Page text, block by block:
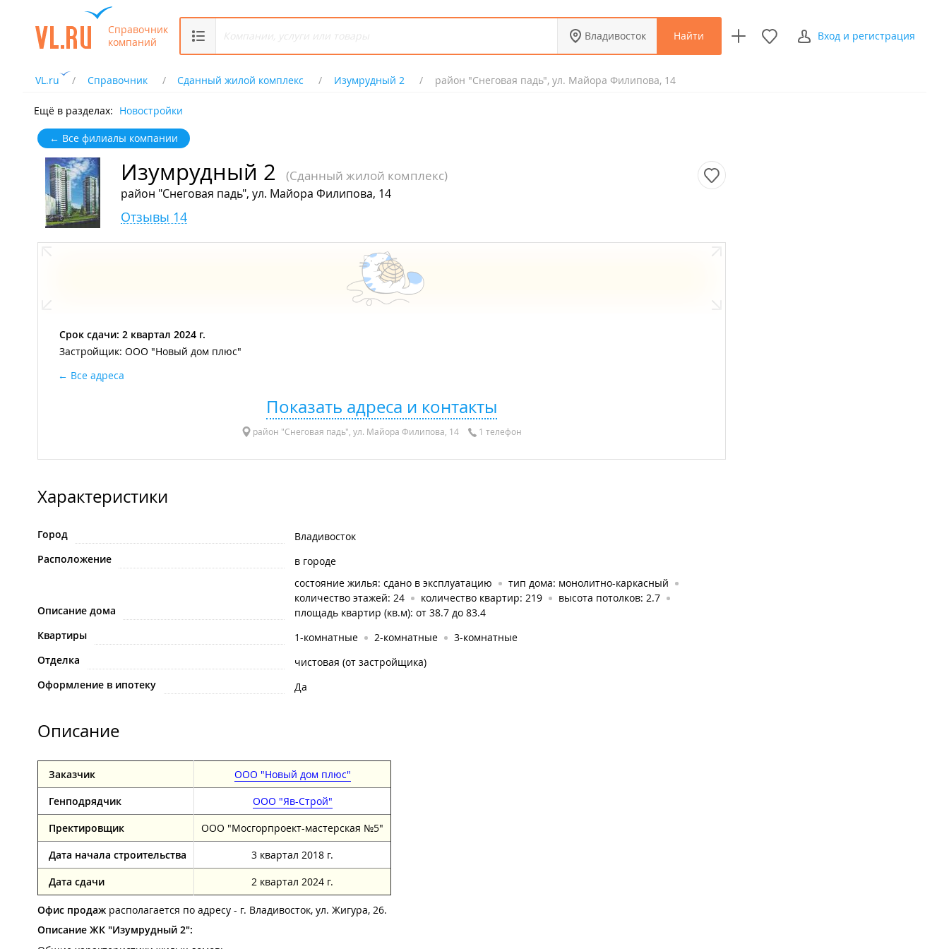
Справочник
компаний
Владивосток Найти Вход и регистрация
VL.ru Справочник Сданный жилой комплекс Изумрудный 2 район "Снеговая падь", ул. Майора Филипова, 14
Ещё в разделах: Новостройки
← Все филиалы компании
Изумрудный 2 (Сданный жилой комплекс)
район "Снеговая падь", ул. Майора Филипова, 14
Отзывы 14
Срок сдачи: 2 квартал 2024 г.
Застройщик: ООО "Новый дом плюс"
Все адреса
Показать адреса и контакты
район "Снеговая падь", ул. Майора Филипова, 14 1 телефон
Характеристики
Город
Владивосток
Расположение
в городе
Описание дома
состояние жилья: сдано в эксплуатацию
тип дома: монолитно-каркасный
количество этажей: 24
количество квартир: 219
высота потолков: 2.7
площадь квартир (кв.м): от 38.7 до 83.4
Квартиры
1-комнатные 2-комнатные
3-комнатные
Отделка
чистовая (от застройщика)
Оформление в ипотеку
Да
Описание
Заказчик
ООО "Новый дом плюс"
Генподрядчик
ООО "Яв-Строй"
Пректировщик
ООО "Мосгорпроект-мастерская №5"
Дата начала строительства
3 квартал 2018 г.
Дата сдачи
2 квартал 2024 г.
Офис продаж располагается по адресу - г. Владивосток, ул. Жигура, 26.
Описание ЖК "Изумрудный 2":